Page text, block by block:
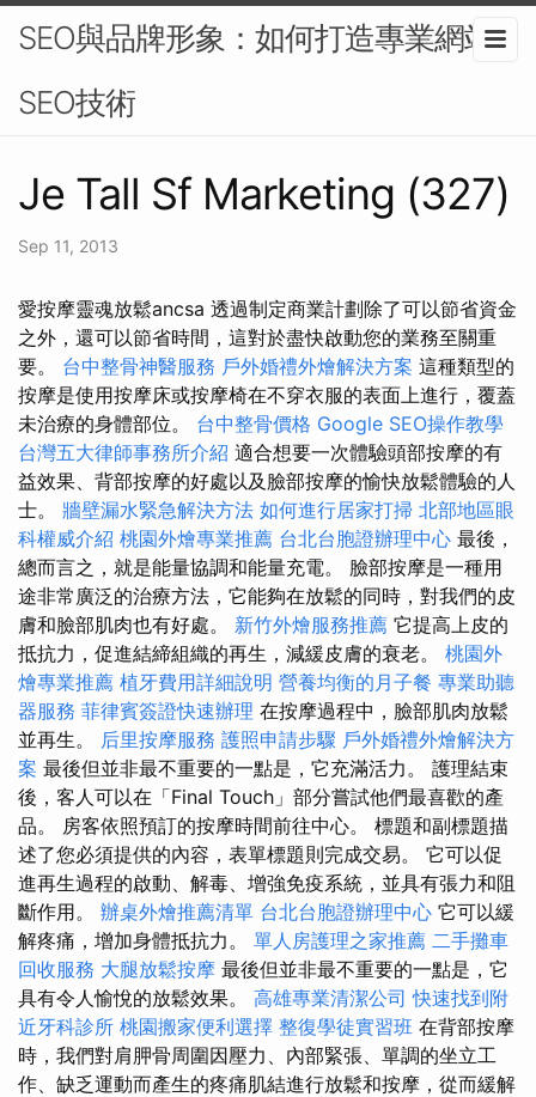
SEO與品牌形象：如何打造專業網站-
SEO技術
Je Tall Sf Marketing (327)
Sep 11, 2013
愛按摩靈魂放鬆ancsa 透過制定商業計劃除了可以節省資金
之外，還可以節省時間，這對於盡快啟動您的業務至關重
要。 台中整骨神醫服務 戶外婚禮外燴解決方案 這種類型的
按摩是使用按摩床或按摩椅在不穿衣服的表面上進行，覆蓋
未治療的身體部位。 台中整骨價格 Google SEO操作教學
台灣五大律師事務所介紹 適合想要一次體驗頭部按摩的有
益效果、背部按摩的好處以及臉部按摩的愉快放鬆體驗的人
士。 牆壁漏水緊急解決方法 如何進行居家打掃 北部地區眼
科權威介紹 桃園外燴專業推薦 台北台胞證辦理中心 最後，
總而言之，就是能量協調和能量充電。 臉部按摩是一種用
途非常廣泛的治療方法，它能夠在放鬆的同時，對我們的皮
膚和臉部肌肉也有好處。 新竹外燴服務推薦 它提高上皮的
抵抗力，促進結締組織的再生，減緩皮膚的衰老。 桃園外
燴專業推薦 植牙費用詳細說明 營養均衡的月子餐 專業助聽
器服務 菲律賓簽證快速辦理 在按摩過程中，臉部肌肉放鬆
並再生。 后里按摩服務 護照申請步驟 戶外婚禮外燴解決方
案 最後但並非最不重要的一點是，它充滿活力。 護理結束
後，客人可以在「Final Touch」部分嘗試他們最喜歡的產
品。 房客依照預訂的按摩時間前往中心。 標題和副標題描
述了您必須提供的內容，表單標題則完成交易。 它可以促
進再生過程的啟動、解毒、增強免疫系統，並具有張力和阻
斷作用。 辦桌外燴推薦清單 台北台胞證辦理中心 它可以緩
解疼痛，增加身體抵抗力。 單人房護理之家推薦 二手攤車
回收服務 大腿放鬆按摩 最後但並非最不重要的一點是，它
具有令人愉悅的放鬆效果。 高雄專業清潔公司 快速找到附
近牙科診所 桃園搬家便利選擇 整復學徒實習班 在背部按摩
時，我們對肩胛骨周圍因壓力、內部緊張、單調的坐立工
作、缺乏運動而產生的疼痛肌結進行放鬆和按摩，從而緩解